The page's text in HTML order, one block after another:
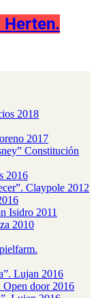
Herten.
2018
2017
Constitución
2016
Claypole 2012
Isidro 2011
2010
Lujan 2016
door 2016